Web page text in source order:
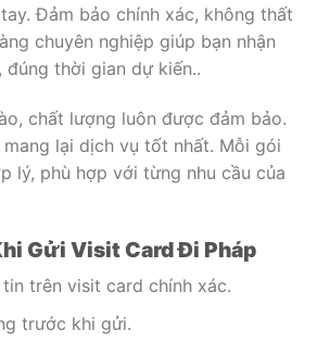
Đảm bảo chính xác, không thất
chuyên nghiệp giúp bạn nhận
đúng thời gian dự kiến..
chất lượng luôn được đảm bảo.
lại dịch vụ tốt nhất. Mỗi gói
lý, phù hợp với từng nhu cầu của
Gửi Visit Card Đi Pháp
trên visit card chính xác.
trước khi gửi.